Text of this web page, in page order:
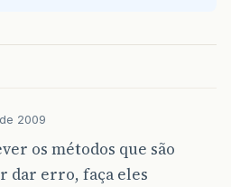
2009
os métodos que são
dar erro, faça eles